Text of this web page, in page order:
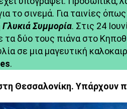
το σινεμά. Για ταινίες
Γλυκιά Συμμορία. Στις 24
τα δύο τους πιάνα στο
σε μια μαγευτική
.
Θεσσαλονίκη. Υπάρχουν